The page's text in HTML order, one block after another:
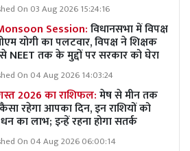
On 03 Aug 2026 15:24:16
Session:विधानसभा में विपक्ष
योगी का पलटवार, विपक्ष ने शिक्षक
से NEET तक के मुद्दों पर सरकार को घेरा
On 04 Aug 2026 14:03:24
2026 का राशिफल:मेष से मीन तक
रहेगा आपका दिन, इन राशियों को
धन का लाभ; इन्हें रहना होगा सतर्क
On 04 Aug 2026 06:00:14